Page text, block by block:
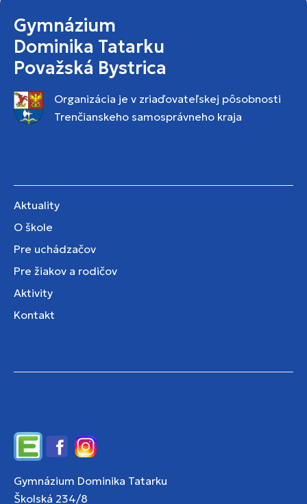
Gymnázium
Dominika Tatarku
Považská Bystrica
Organizácia je v zriaďovateľskej pôsobnosti
Trenčianskeho samosprávneho kraja
Aktuality
O škole
Pre uchádzačov
Pre žiakov a rodičov
Aktivity
Kontakt
EdupageFacebookInstagram
Gymnázium Dominika Tatarku
Školská 234/8